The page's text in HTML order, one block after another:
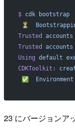
$ cdk bootstrap
⏳
Trusted
accounts
Trusted
accounts
Using default
CDKToolkit:
✅
  Environment
23 にバージョンア